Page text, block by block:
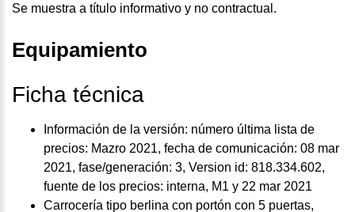
Se muestra a título informativo y no contractual.
Equipamiento
Ficha técnica
Información de la versión: número última lista de
precios: Mazro 2021, fecha de comunicación: 08 mar
2021, fase/generación: 3, Version id: 818.334.602,
fuente de los precios: interna, M1 y 22 mar 2021
Carrocería tipo berlina con portón con 5 puertas,